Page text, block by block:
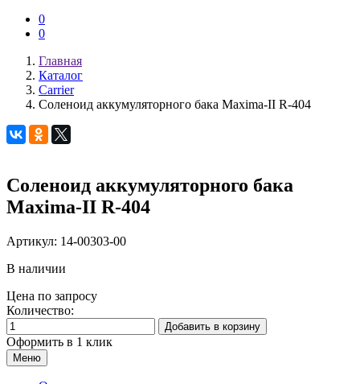
0
0
Главная
Каталог
Carrier
Соленоид аккумуляторного бака Maxima-II R-404
Соленоид аккумуляторного бака
Maxima-II R-404
Артикул: 14-00303-00
В наличии
Цена по запросу
Количество:
Добавить в корзину
Оформить в 1 клик
Меню